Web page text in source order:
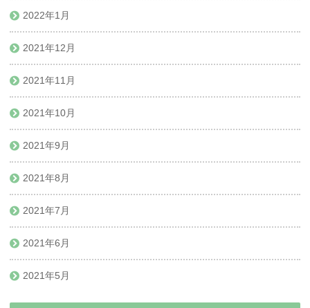
2022年1月
2021年12月
2021年11月
2021年10月
2021年9月
2021年8月
2021年7月
2021年6月
2021年5月